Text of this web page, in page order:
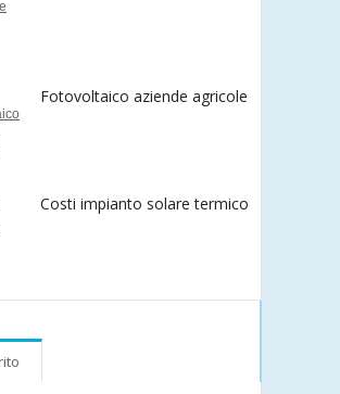
Fotovoltaico aziende agricole
Costi impianto solare termico